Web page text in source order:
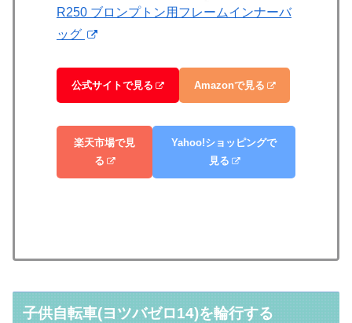
R250 ブロンプトン用フレームインナーバ
ッグ
公式サイトで見る Amazonで見る
楽天市場で見
る
Yahoo!ショッピングで
見る
子供自転車(ヨツバゼロ14)を輪行する